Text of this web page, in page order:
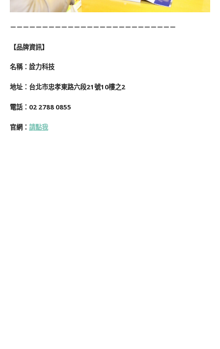
－－－－－－－－－－－－－－－－－－－－－－－－－－
【品牌資訊】
名稱：詮力科技
地址：台北市忠孝東路六段21號10樓之2
電話：02 2788 0855
官網： 請點我